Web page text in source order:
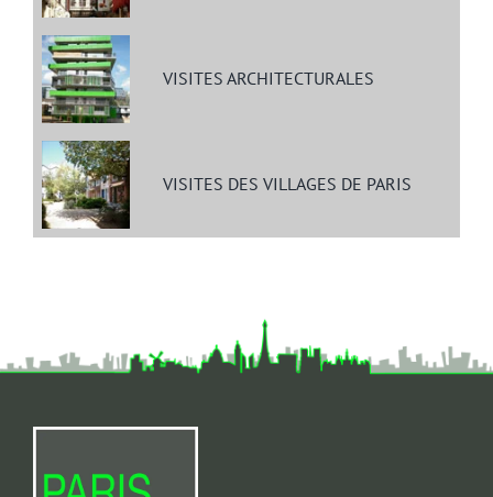
VISITES ARCHITECTURALES
VISITES DES VILLAGES DE PARIS